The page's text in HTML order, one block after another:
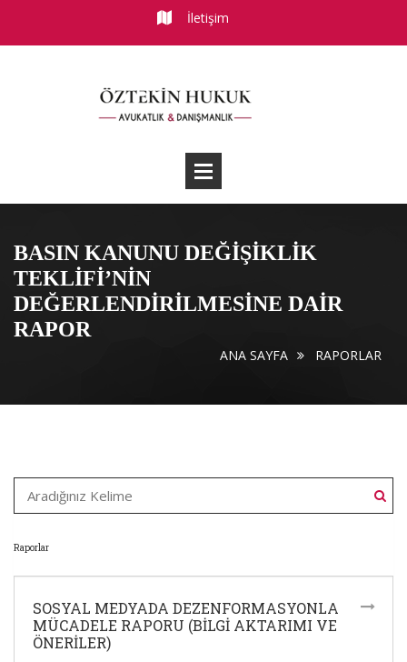
İletişim
BASIN KANUNU DEĞİŞİKLİK
TEKLİFİ’NİN
DEĞERLENDİRİLMESİNE DAİR
RAPOR
ANA SAYFA RAPORLAR
Raporlar
SOSYAL MEDYADA DEZENFORMASYONLA
MÜCADELE RAPORU (BILGI AKTARIMI VE
ÖNERILER)